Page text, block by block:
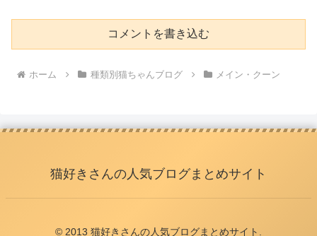
コメントを書き込む
ホーム 種類別猫ちゃんブログ メイン・クーン
猫好きさんの人気ブログまとめサイト
© 2013 猫好きさんの人気ブログまとめサイト.